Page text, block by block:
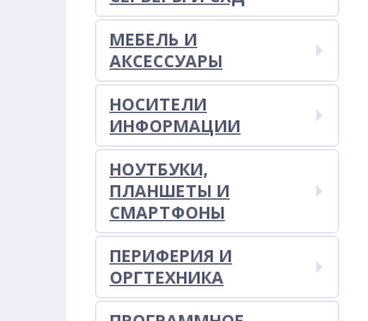
МЕБЕЛЬ И
АКСЕССУАРЫ
НОСИТЕЛИ
ИНФОРМАЦИИ
НОУТБУКИ,
ПЛАНШЕТЫ И
СМАРТФОНЫ
ПЕРИФЕРИЯ И
ОРГТЕХНИКА